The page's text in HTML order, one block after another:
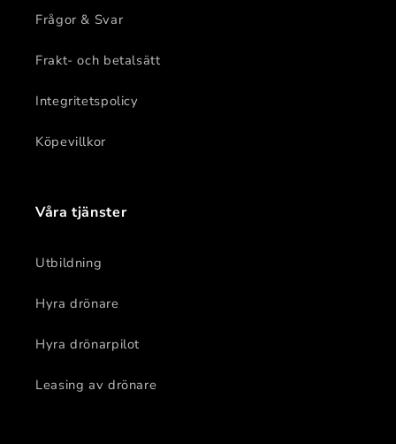
Frågor & Svar
Frakt- och betalsätt
Integritetspolicy
Köpevillkor
Våra tjänster
Utbildning
Hyra drönare
Hyra drönarpilot
Leasing av drönare